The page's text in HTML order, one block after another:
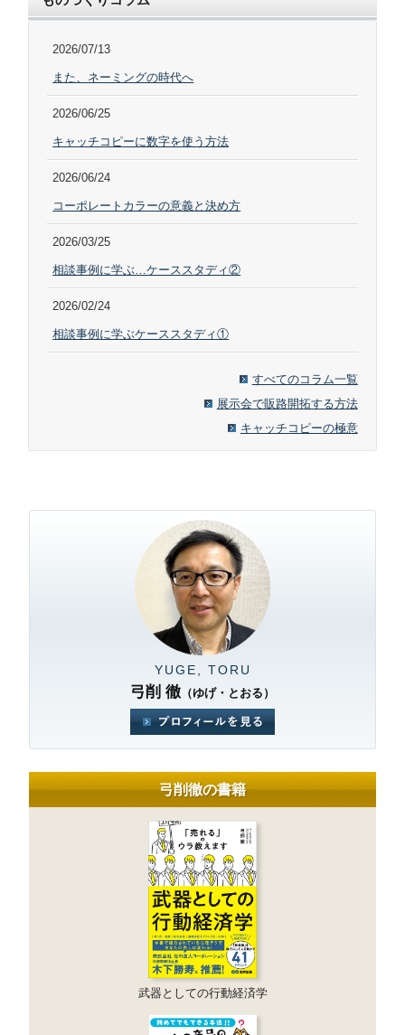
2026/07/13
また、ネーミングの時代へ
2026/06/25
キャッチコピーに数字を使う方法
2026/06/24
コーポレートカラーの意義と決め方
2026/03/25
相談事例に学ぶ…ケーススタディ②
2026/02/24
相談事例に学ぶケーススタディ①
すべてのコラム一覧
展示会で販路開拓する方法
キャッチコピーの極意
YUGE, TORU
弓削 徹 （ゆげ・とおる）
弓削徹の書籍
武器としての行動経済学